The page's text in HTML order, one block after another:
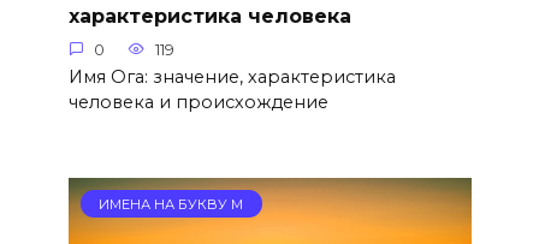
характеристика человека
0 119
Имя Ога: значение, характеристика
человека и происхождение
ИМЕНА НА БУКВУ М